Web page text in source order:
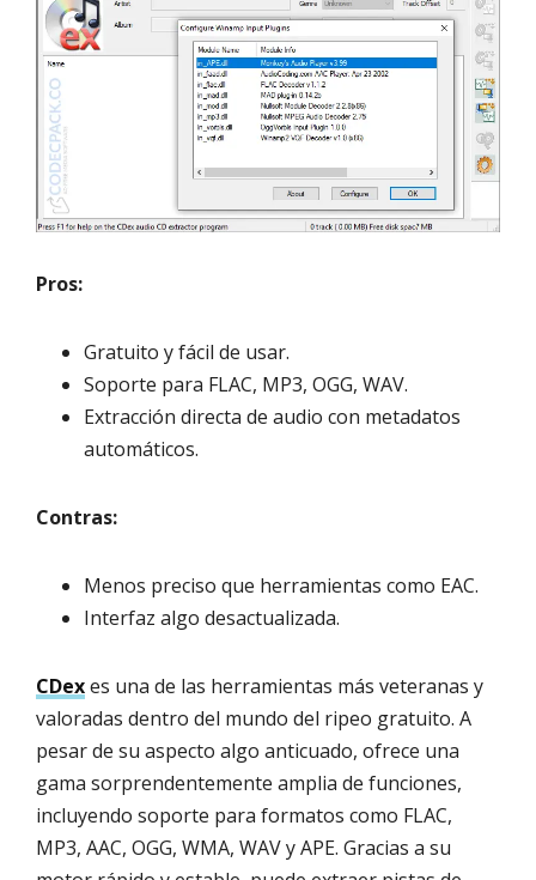
Pros:
Gratuito y fácil de usar.
Soporte para FLAC, MP3, OGG, WAV.
Extracción directa de audio con metadatos
automáticos.
Contras:
Menos preciso que herramientas como EAC.
Interfaz algo desactualizada.
CDexes una de las herramientas más veteranas y
valoradas dentro del mundo del ripeo gratuito. A
pesar de su aspecto algo anticuado, ofrece una
gama sorprendentemente amplia de funciones,
incluyendo soporte para formatos como FLAC,
MP3, AAC, OGG, WMA, WAV y APE. Gracias a su